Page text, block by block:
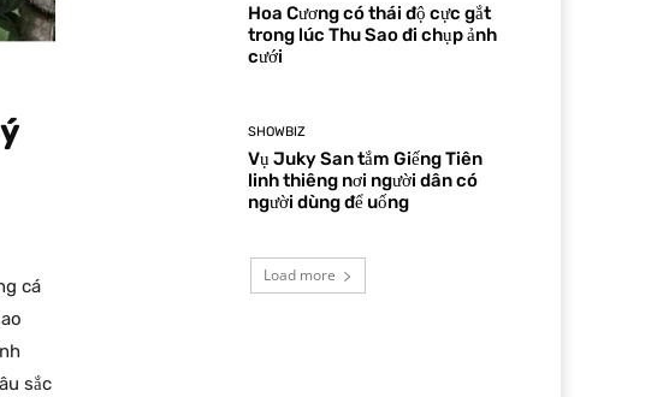
cá
sắc
Hoa Cương có thái độ cực gắt
trong lúc Thu Sao đi chụp ảnh
cưới
SHOWBIZ
Vụ Juky San tắm Giếng Tiên
linh thiêng nơi người dân có
người dùng để uống
Load more